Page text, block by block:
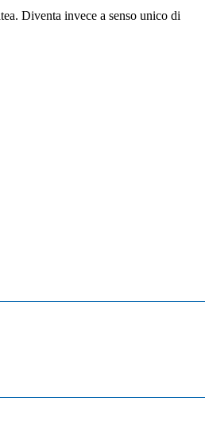
Diventa invece a senso unico di